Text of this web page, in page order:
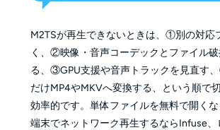
M2TSが再生できないときは、①別の対応
く、②映像・音声コーデックとファイル
る、③GPU支援や音声トラックを見直す
だけMP4やMKVへ変換する、という順で
効率的です。単体ファイルを無料で開く
端末でネットワーク再生するならInfuse